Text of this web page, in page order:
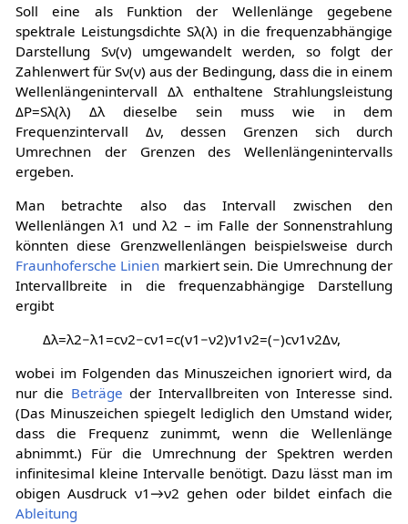
Soll eine als Funktion der Wellenlänge gegebene
spektrale Leistungsdichte Sλ(λ) in die frequenzabhängige
Darstellung Sν(ν) umgewandelt werden, so folgt der
Zahlenwert fürSν(ν) aus der Bedingung, dass die in einem
Wellenlängenintervall Δλenthaltene Strahlungsleistung
ΔP=Sλ(λ) Δλdieselbe sein muss wie in dem
Frequenzintervall Δν, dessen Grenzen sich durch
Umrechnen der Grenzen des Wellenlängenintervalls
ergeben.
Man betrachte also das Intervall zwischen den
Wellenlängenλ1 undλ2 – im Falle der Sonnenstrahlung
könnten diese Grenzwellenlängen beispielsweise durch
Fraunhofersche Linien markiert sein. Die Umrechnung der
Intervallbreite in die frequenzabhängige Darstellung
ergibt
Δλ=λ2−λ1=cν2−cν1=c(ν1 −ν2)ν1ν2=(−)cν1ν2Δν,
wobei im Folgenden das Minuszeichen ignoriert wird, da
nur die Beträge der Intervallbreiten von Interesse sind.
(Das Minuszeichen spiegelt lediglich den Umstand wider,
dass die Frequenz zunimmt, wenn die Wellenlänge
abnimmt.) Für die Umrechnung der Spektren werden
infinitesimal kleine Intervalle benötigt. Dazu lässt man im
obigen Ausdruck ν1 →ν2 gehen oder bildet einfach die
Ableitung